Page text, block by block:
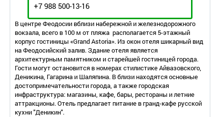
+7 988 500-13-16
В центре Феодосии вблизи набережной и железнодорожного
вокзала, всего в 100 м от пляжа располагается 5-этажный
корпус гостиницы «Grand Astoria». Из окон отеля шикарный вид
на Феодосийский залив. Здание отеля является
архитектурным памятником и старейшей гостиницей города.
Гости могут остановится в номерах стилистике Айвазовского,
Деникина, Гагарина и Шаляпина. В близи находятся основные
достопримечательности города, а также городская
инфраструктура: магазины, кафе, бары, рестораны и летние
аттракционы. Отель предлагает питание в гранд-кафе русской
кухни "Деникин".